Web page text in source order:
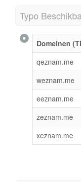
Typo
Domeinen
qeznam.me
weznam.me
eeznam.me
zeznam.me
xeznam.me